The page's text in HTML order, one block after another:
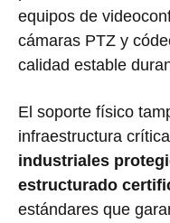
equipos de
cámaras PTZ y
calidad estable
El soporte físico
infraestructura
industriales
estructurado
estándares que